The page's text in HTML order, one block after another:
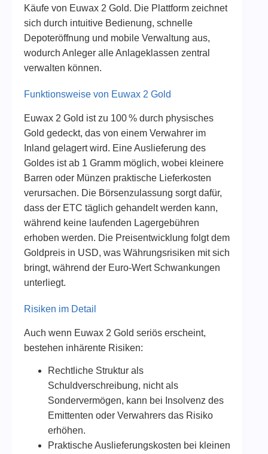
Käufe von Euwax 2 Gold. Die Plattform zeichnet
sich durch intuitive Bedienung, schnelle
Depoteröffnung und mobile Verwaltung aus,
wodurch Anleger alle Anlageklassen zentral
verwalten können.
Funktionsweise von Euwax 2 Gold
Euwax 2 Gold ist zu 100 % durch physisches
Gold gedeckt, das von einem Verwahrer im
Inland gelagert wird. Eine Auslieferung des
Goldes ist ab 1 Gramm möglich, wobei kleinere
Barren oder Münzen praktische Lieferkosten
verursachen. Die Börsenzulassung sorgt dafür,
dass der ETC täglich gehandelt werden kann,
während keine laufenden Lagergebühren
erhoben werden. Die Preisentwicklung folgt dem
Goldpreis in USD, was Währungsrisiken mit sich
bringt, während der Euro-Wert Schwankungen
unterliegt.
Risiken im Detail
Auch wenn Euwax 2 Gold seriös erscheint,
bestehen inhärente Risiken:
Rechtliche Struktur als
Schuldverschreibung, nicht als
Sondervermögen, kann bei Insolvenz des
Emittenten oder Verwahrers das Risiko
erhöhen.
Praktische Auslieferungskosten bei kleinen